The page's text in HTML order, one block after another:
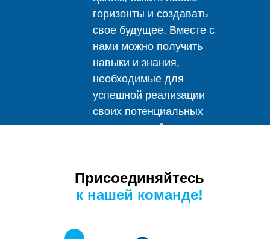
горизонты и создавать
свое будущее. Вместе с
нами можно получить
навыки и знания,
необходимые для
успешной реализации
своих потенциальных
возможностей.
Присоединяйтесь
к нашей команде!